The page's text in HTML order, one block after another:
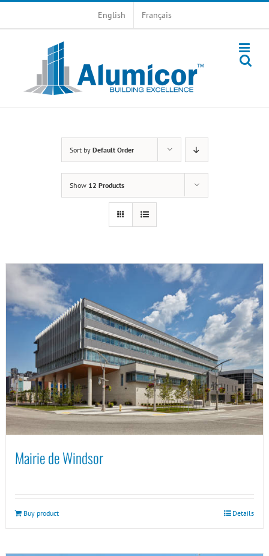
English Français
Sort by Default Order
Show 12 Products
Mairie de Windsor
Buy product Details